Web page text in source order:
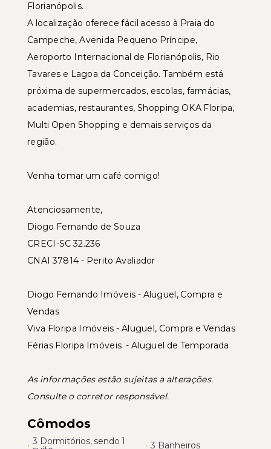
Florianópolis.
A localização oferece fácil acesso à Praia do
Campeche, Avenida Pequeno Príncipe,
Aeroporto Internacional de Florianópolis, Rio
Tavares e Lagoa da Conceição. Também está
próxima de supermercados, escolas, farmácias,
academias, restaurantes, Shopping OKA Floripa,
Multi Open Shopping e demais serviços da
região.
Venha tomar um café comigo!
Atenciosamente,
Diogo Fernando de Souza
CRECI-SC 32.236
CNAI 37814 - Perito Avaliador
Diogo Fernando Imóveis - Aluguel, Compra e
Vendas
Viva Floripa Imóveis - Aluguel, Compra e Vendas
Férias Floripa Imóveis - Aluguel de Temporada
As informações estão sujeitas a alterações.
Consulte o corretor responsável.
Cômodos
• 3 Dormitórios, sendo 1 • 3 Banheiros